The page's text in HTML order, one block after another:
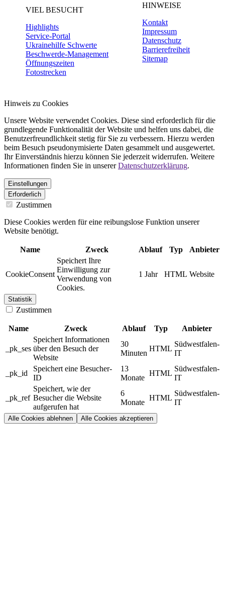
VIEL BESUCHT
Highlights
Service-Portal
Ukrainehilfe Schwerte
Beschwerde-Management
Öffnungszeiten
Fotostrecken
HINWEISE
Kontakt
Impressum
Datenschutz
Barrierefreiheit
Sitemap
Hinweis zu Cookies
Unsere Website verwendet Cookies. Diese sind erforderlich für die
grundlegende Funktionalität der Website und helfen uns dabei, die
Benutzerfreundlichkeit stetig für Sie zu verbessern. Hierzu werden
beim Besuch pseudonymisierte Daten gesammelt und ausgewertet.
Ihr Einverständnis hierzu können Sie jederzeit widerrufen. Weitere
Informationen finden Sie in unsererDatenschutzerklärung.
Einstellungen
Erforderlich
Zustimmen
Diese Cookies werden für eine reibungslose Funktion unserer
Website benötigt.
Name Zweck Ablauf Typ Anbieter
CookieConsent
Speichert Ihre
Einwilligung zur
Verwendung von
Cookies.
1 Jahr HTML Website
Statistik
Zustimmen
Name Zweck Ablauf Typ Anbieter
_pk_ses
Speichert Informationen
über den Besuch der
Website
30
Minuten
HTML
Südwestfalen-
IT
_pk_id
Speichert eine Besucher-
ID
13
Monate
HTML
Südwestfalen-
IT
_pk_ref
Speichert, wie der
Besucher die Website
aufgerufen hat
6
Monate
HTML
Südwestfalen-
IT
Alle Cookies ablehnen Alle Cookies akzeptieren